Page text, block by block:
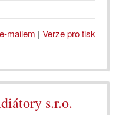
mailem | Verze pro tisk
s.r.o.